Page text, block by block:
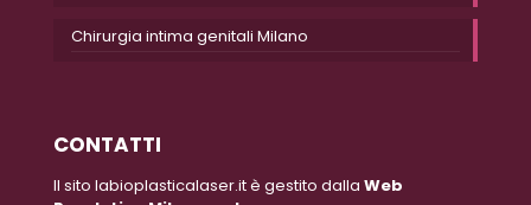
Chirurgia intima genitali Milano
CONTATTI
Il sito labioplasticalaser.it è gestito dalla Web